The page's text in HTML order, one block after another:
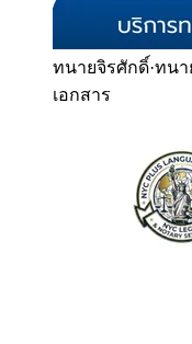
ทนายจิรศักดิ์·ทนา
เอกสาร